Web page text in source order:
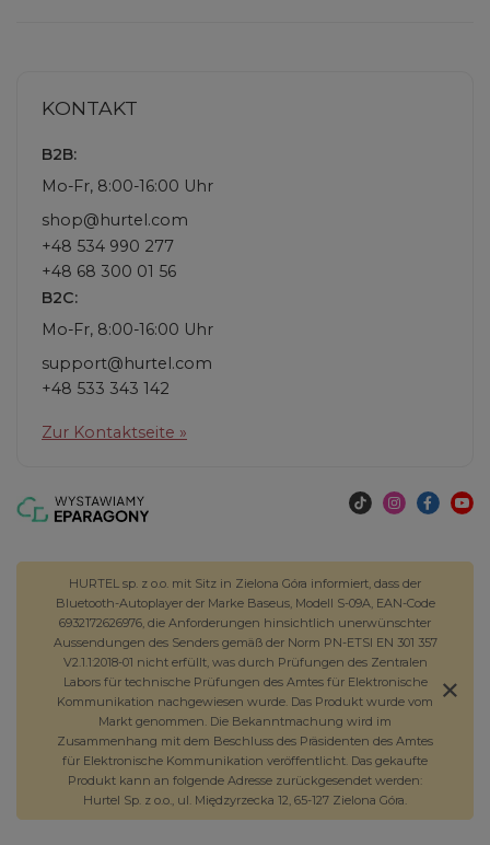
KONTAKT
B2B:
Mo-Fr, 8:00-16:00 Uhr
shop@hurtel.com
+48 534 990 277
+48 68 300 01 56
B2C:
Mo-Fr, 8:00-16:00 Uhr
support@hurtel.com
+48 533 343 142
Zur Kontaktseite »
HURTEL sp. z o.o. mit Sitz in Zielona Góra informiert, dass der
Bluetooth-Autoplayer der Marke Baseus, Modell S-09A, EAN-Code
6932172626976, die Anforderungen hinsichtlich unerwünschter
Aussendungen des Senders gemäß der Norm PN-ETSI EN 301 357
V2.1.1:2018-01 nicht erfüllt, was durch Prüfungen des Zentralen
Labors für technische Prüfungen des Amtes für Elektronische
Kommunikation nachgewiesen wurde. Das Produkt wurde vom
Markt genommen. Die Bekanntmachung wird im
Zusammenhang mit dem Beschluss des Präsidenten des Amtes
für Elektronische Kommunikation veröffentlicht. Das gekaufte
Produkt kann an folgende Adresse zurückgesendet werden:
Hurtel Sp. z o.o., ul. Międzyrzecka 12, 65-127 Zielona Góra.